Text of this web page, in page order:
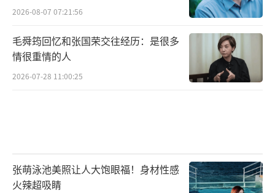
2026-08-07 07:21:56
毛舜筠回忆和张国荣交往经历：是很多
情很重情的人
2026-07-28 11:00:25
张萌泳池美照让人大饱眼福！身材性感
火辣超吸睛